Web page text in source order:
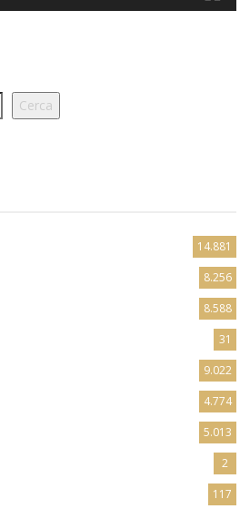
Cerca
14.881
8.256
8.588
31
9.022
4.774
5.013
2
117